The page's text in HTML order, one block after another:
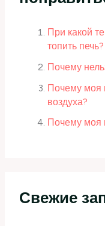
При какой
топить печь?
Почему
Почему моя
воздуха?
Почему моя
Свежие